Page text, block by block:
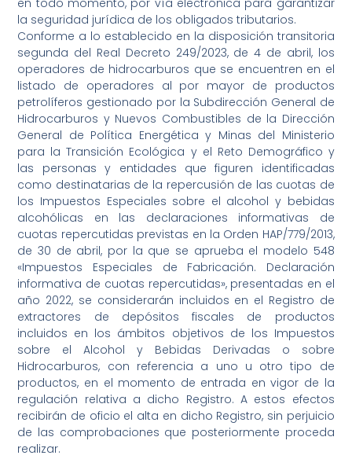
en todo momento, por vía electrónica para garantizar
la seguridad jurídica de los obligados tributarios.
Conforme a lo establecido en la disposición transitoria
segunda del Real Decreto 249/2023, de 4 de abril, los
operadores de hidrocarburos que se encuentren en el
listado de operadores al por mayor de productos
petrolíferos gestionado por la Subdirección General de
Hidrocarburos y Nuevos Combustibles de la Dirección
General de Política Energética y Minas del Ministerio
para la Transición Ecológica y el Reto Demográfico y
las personas y entidades que figuren identificadas
como destinatarias de la repercusión de las cuotas de
los Impuestos Especiales sobre el alcohol y bebidas
alcohólicas en las declaraciones informativas de
cuotas repercutidas previstas en la Orden HAP/779/2013,
de 30 de abril, por la que se aprueba el modelo 548
«Impuestos Especiales de Fabricación. Declaración
informativa de cuotas repercutidas», presentadas en el
año 2022, se considerarán incluidos en el Registro de
extractores de depósitos fiscales de productos
incluidos en los ámbitos objetivos de los Impuestos
sobre el Alcohol y Bebidas Derivadas o sobre
Hidrocarburos, con referencia a uno u otro tipo de
productos, en el momento de entrada en vigor de la
regulación relativa a dicho Registro. A estos efectos
recibirán de oficio el alta en dicho Registro, sin perjuicio
de las comprobaciones que posteriormente proceda
realizar.